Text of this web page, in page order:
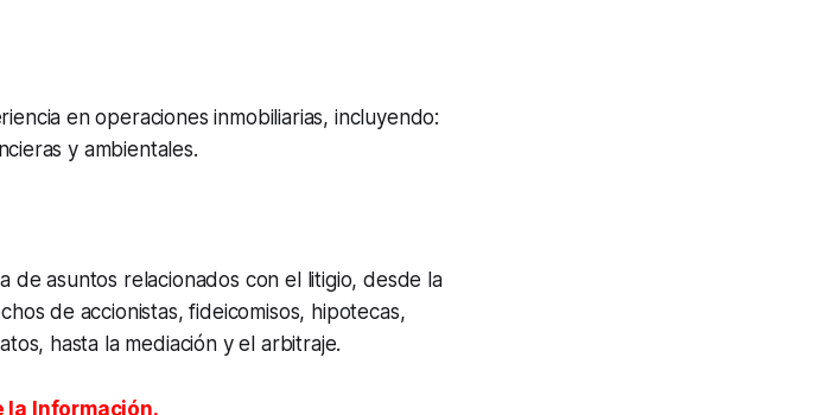
en operaciones inmobiliarias, incluyendo:
y ambientales.
de asuntos relacionados con el litigio, desde la
de accionistas, fideicomisos, hipotecas,
hasta la mediación y el arbitraje.
la Información.